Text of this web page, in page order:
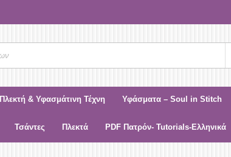
Πλεκτή & Υφασμάτινη Τέχνη Υφάσματα – Soul in Stitch
Τσάντες Πλεκτά PDF Πατρόν- Tutorials-Ελληνικά